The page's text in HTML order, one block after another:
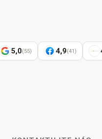
Lakshmi-
Korejský
5,0(55) 4,9(41)